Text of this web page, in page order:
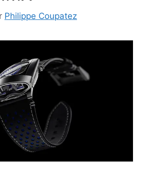
Philippe Coupatez